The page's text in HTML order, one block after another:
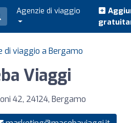
Agenzie di viaggio
di viaggio a Bergamo
Viaggi
42, 24124, Bergamo